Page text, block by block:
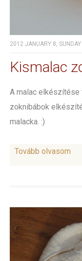
2012 JANUARY 8,
Kismalac
A malac elkészítése
zoknibábok
malacka. :)
Tovább olvasom